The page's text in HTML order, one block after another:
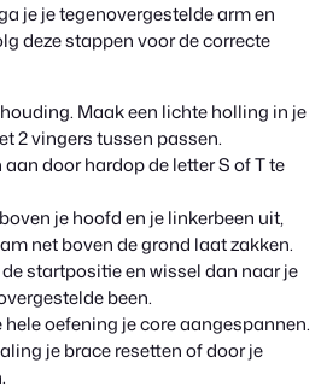
je je tegenovergestelde arm en
deze stappen voor de correcte
Maak een lichte holling in je
2 vingers tussen passen.
door hardop de letter S of T te
je hoofd en je linkerbeen uit,
net boven de grond laat zakken.
startpositie en wissel dan naar je
been.
oefening je core aangespannen.
je brace resetten of door je